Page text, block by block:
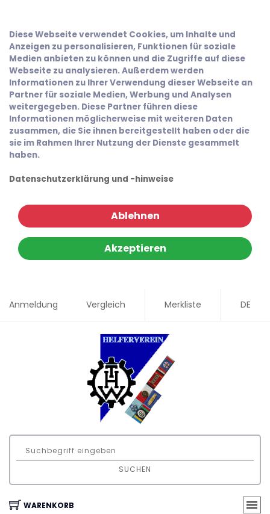
Diese Webseite verwendet Cookies, um Inhalte und
Anzeigen zu personalisieren, Funktionen für soziale
Medien anbieten zu können und die Zugriffe auf diese
Webseite zu analysieren. Außerdem werden
Informationen zu Ihrer Verwendung dieser Webseite an
Partner für soziale Medien, Werbung und Analysen
weitergegeben. Diese Partner führen diese
Informationen möglicherweise mit weiteren Daten
zusammen, die Sie ihnen bereitgestellt haben oder die
sie im Rahmen Ihrer Nutzung der Dienste gesammelt
haben.
Datenschutzerklärung und -hinweise
Ablehnen
Akzeptieren
Anmeldung Vergleich Merkliste DE
SUCHEN
WARENKORB